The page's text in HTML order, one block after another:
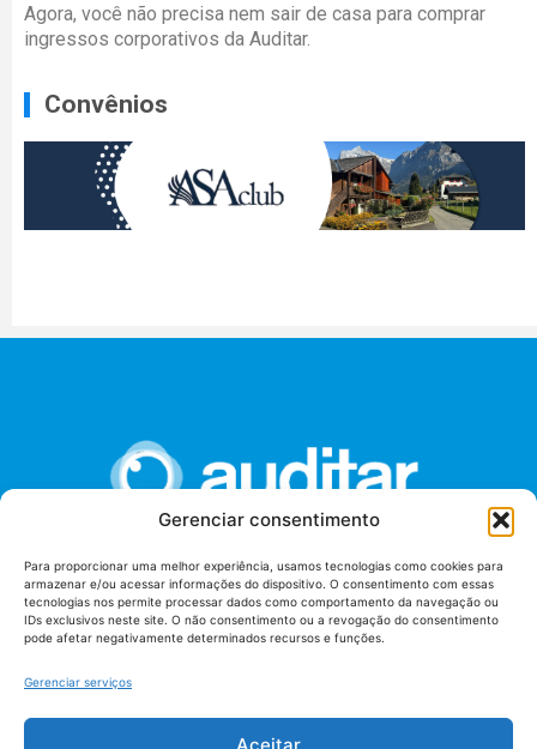
Gerenciar consentimento
Para proporcionar uma melhor experiência, usamos tecnologias como cookies para
armazenar e/ou acessar informações do dispositivo. O consentimento com essas
tecnologias nos permite processar dados como comportamento da navegação ou
IDs exclusivos neste site. O não consentimento ou a revogação do consentimento
pode afetar negativamente determinados recursos e funções.
Gerenciar serviços
Aceitar
Agora, você não precisa nem sair de casa para comprar
ingressos corporativos da Auditar.
Convênios
União dos Auditores Federais de Controle Externo -
AUDITAR
Setor de Administração Federal Sul (SAF/Sul), Qd. 04, Lt. 01
Tribunal de Contas da União (TCU), Subsolo, Sala S04